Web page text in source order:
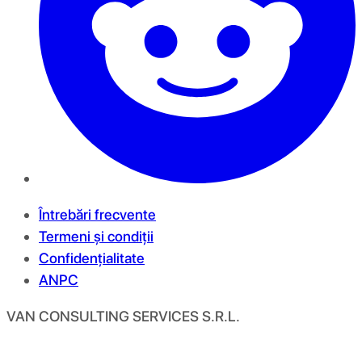
Întrebări frecvente
Termeni și condiții
Confidențialitate
ANPC
VAN CONSULTING SERVICES S.R.L.